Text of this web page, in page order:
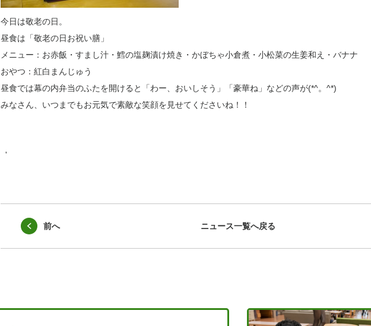
今日は敬老の日。
昼食は「敬老の日お祝い膳」
メニュー：お赤飯・すまし汁・鱈の塩麹漬け焼き・かぼちゃ小倉煮・小松菜の生姜和え・バナナ
おやつ：紅白まんじゅう
昼食では幕の内弁当のふたを開けると「わー、おいしそう」「豪華ね」などの声が(*^。^*)
みなさん、いつまでもお元気で素敵な笑顔を見せてくださいね！！
'
前へ ニュース一覧へ戻る